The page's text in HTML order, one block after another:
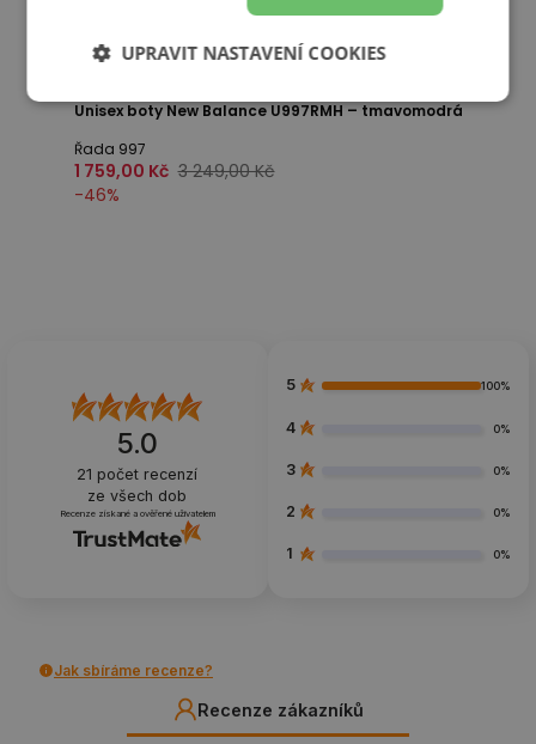
Unisex boty New Balance U997RMH – tmavomodrá
Řada 997
1 759,00 Kč 3 249,00 Kč
-46%
5.0
21 počet recenzí
ze všech dob
Recenze získané a ověřené uživatelem
5 100%
4 0%
3 0%
2 0%
1 0%
Jak sbíráme recenze?
Recenze zákazníků
UPRAVIT NASTAVENÍ COOKIES